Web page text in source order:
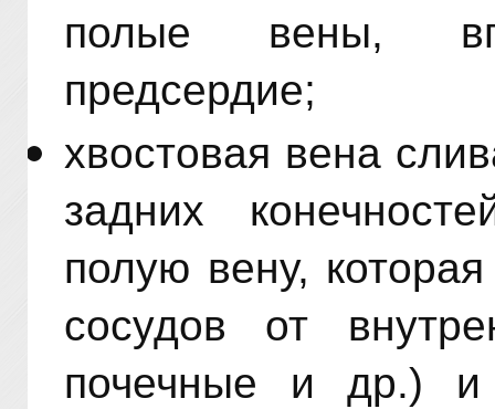
полые вены,
предсердие;
хвостовая вена
задних
полую вену,
сосудов от
почечные и др.) и